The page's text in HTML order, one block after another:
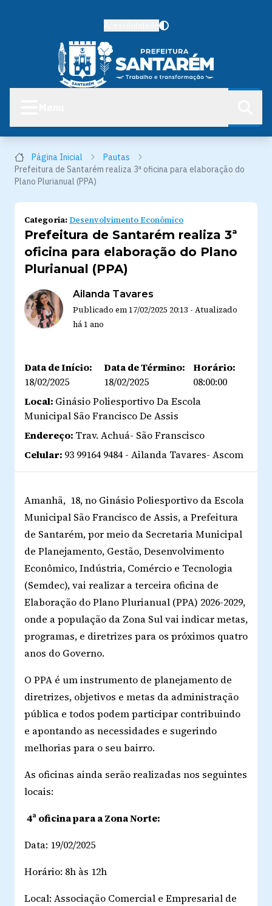
Página Inicial
Pautas
Prefeitura de Santarém realiza 3ª oficina para elaboração do
Plano Plurianual (PPA)
Categoria:Desenvolvimento Econômico
Prefeitura de Santarém realiza 3ª
oficina para elaboração do Plano
Plurianual (PPA)
Ailanda Tavares
Publicado em 17/02/2025 20:13 - Atualizado
há 1 ano
Data de Início:
18/02/2025
Data de Término:
18/02/2025
Horário:
08:00:00
Local: Ginásio Poliesportivo Da Escola
Municipal São Francisco De Assis
Endereço: Trav. Achuá- São Franscisco
Celular: 93 99164 9484 - Ailanda Tavares- Ascom
Amanhã, 18, no Ginásio Poliesportivo da Escola
Municipal São Francisco de Assis, a Prefeitura
de Santarém, por meio da Secretaria Municipal
de Planejamento, Gestão, Desenvolvimento
Econômico, Indústria, Comércio e Tecnologia
(Semdec), vai realizar a terceira oficina de
Elaboração do Plano Plurianual (PPA) 2026-2029,
onde a população da Zona Sul vai indicar metas,
programas, e diretrizes para os próximos quatro
anos do Governo.
O PPA é um instrumento de planejamento de
diretrizes, objetivos e metas da administração
pública e todos podem participar contribuindo
e apontando as necessidades e sugerindo
melhorias para o seu bairro.
As oficinas ainda serão realizadas nos seguintes
locais:
4ª oficina para a Zona Norte:
Data: 19/02/2025
Horário: 8h às 12h
Local: Associação Comercial e Empresarial de